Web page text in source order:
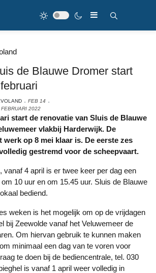
de Blauwe Dromer start
FEB 14
2022
vlakbij Harderwijk. De
werk op 8 mei klaar is. De eerste zes
gestremd voor de scheepvaart.
10 uur en om 15.45 uur. Sluis de Blauwe
bediend.
bij Zeewolde vanaf het Veluwemeer de
Om hiervan gebruik te kunnen maken
minimaal een dag van te voren voor
te doen bij de bediencentrale, tel. 030
is vanaf 1 april weer volledig in